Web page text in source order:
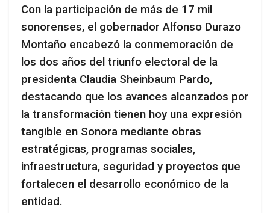
Con la participación de más de 17 mil
sonorenses, el gobernador Alfonso Durazo
Montaño encabezó la conmemoración de
los dos años del triunfo electoral de la
presidenta Claudia Sheinbaum Pardo,
destacando que los avances alcanzados por
la transformación tienen hoy una expresión
tangible en Sonora mediante obras
estratégicas, programas sociales,
infraestructura, seguridad y proyectos que
fortalecen el desarrollo económico de la
entidad.